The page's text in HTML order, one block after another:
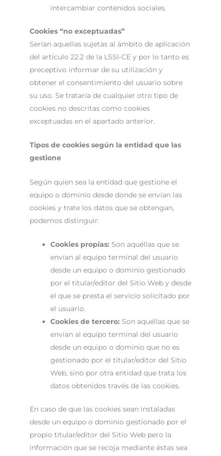
intercambiar contenidos sociales.
Cookies “no exceptuadas”
Serían aquellas sujetas al ámbito de aplicación
del artículo 22.2 de la LSSI-CE y por lo tanto es
preceptivo informar de su utilización y
obtener el consentimiento del usuario sobre
su uso. Se trataría de cualquier otro tipo de
cookies no descritas como cookies
exceptuadas en el apartado anterior.
Tipos de cookies según la entidad que las
gestione
Según quien sea la entidad que gestione el
equipo o dominio desde donde se envían las
cookies y trate los datos que se obtengan,
podemos distinguir:
Cookies propias: Son aquéllas que se
envían al equipo terminal del usuario
desde un equipo o dominio gestionado
por el titular/editor del Sitio Web y desde
el que se presta el servicio solicitado por
el usuario.
Cookies de tercero: Son aquéllas que se
envían al equipo terminal del usuario
desde un equipo o dominio que no es
gestionado por el titular/editor del Sitio
Web, sino por otra entidad que trata los
datos obtenidos través de las cookies.
En caso de que las cookies sean instaladas
desde un equipo o dominio gestionado por el
propio titular/editor del Sitio Web pero la
información que se recoja mediante éstas sea